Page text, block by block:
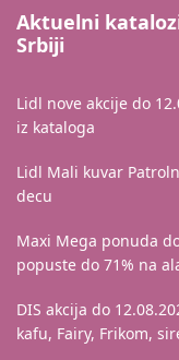
Aktuelni
Srbiji
Lidl nove akcije do
iz kataloga
Lidl Mali kuvar
decu
Maxi Mega ponuda
popuste do 71% na
DIS akcija do
kafu, Fairy, Frikom,